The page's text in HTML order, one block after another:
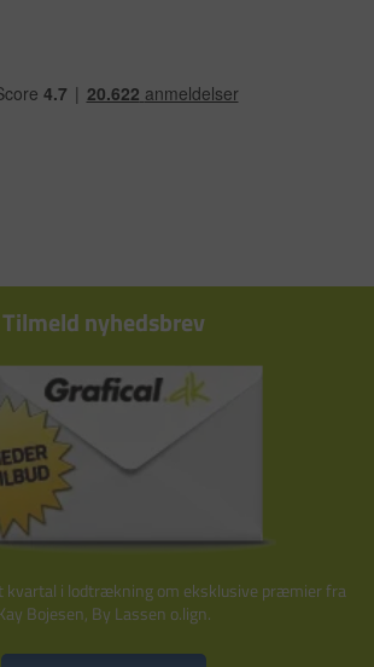
Tilmeld nyhedsbrev
kvartal i lodtrækning om eksklusive præmier fra
Bojesen, By Lassen o.lign.